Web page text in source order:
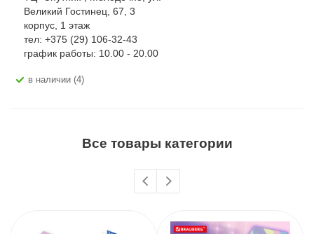
Великий Гостинец, 67, 3
корпус, 1 этаж
тел: +375 (29) 106-32-43
график работы: 10.00 - 20.00
В наличии (4)
Все товары категории